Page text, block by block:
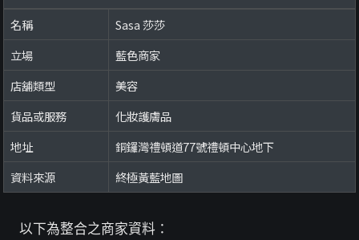
名稱
Sasa 莎莎
立場
藍色商家
店舖類型
美容
貨品或服務
化妝護膚品
地址
銅鑼灣禮頓道77號禮頓中心地下
資料來源
終極黃藍地圖
以下為整合之商家資料：